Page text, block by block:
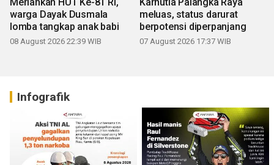
Meriahkan HUT Ke-81 RI,
warga Dayak Dusmala
lomba tangkap anak babi
08 August 2026 22:39 WIB
Karhutla Palangka Raya
meluas, status darurat
berpotensi diperpanjang
07 August 2026 17:37 WIB
Infografik